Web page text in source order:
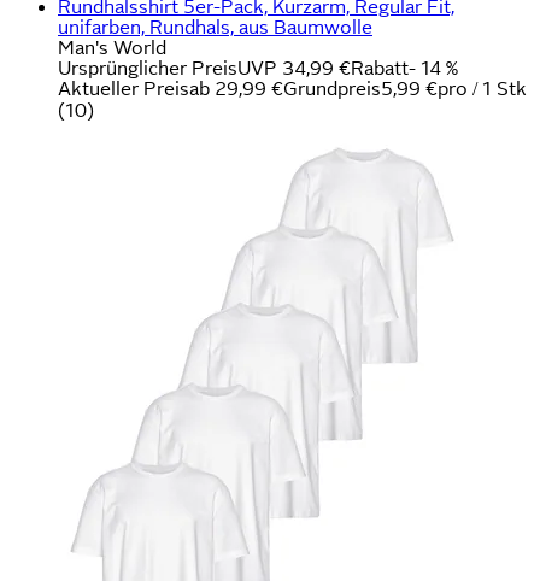
Rundhalsshirt 5er-Pack, Kurzarm, Regular Fit,
unifarben, Rundhals, aus Baumwolle
Man's World
Ursprünglicher PreisUVP 34,99 €Rabatt- 14 %
Aktueller Preisab 29,99 €Grundpreis5,99 €pro / 1 Stk
(10)